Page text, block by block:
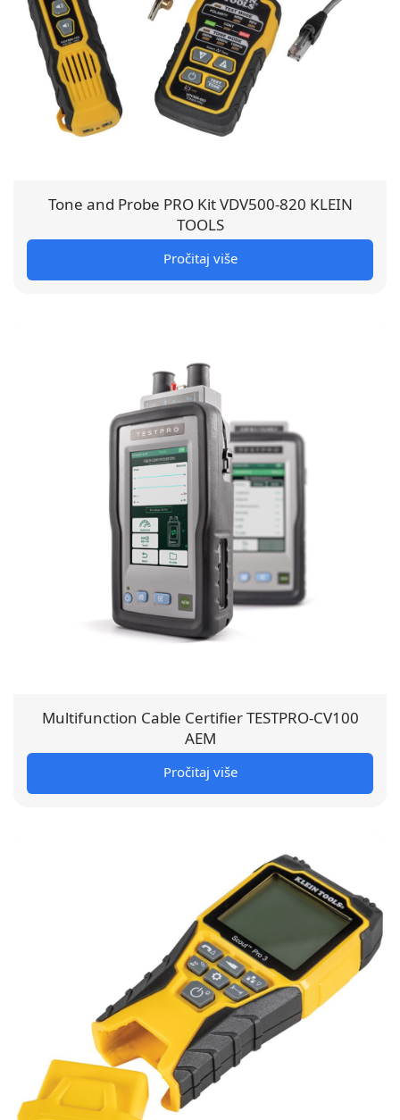
Tone and Probe PRO Kit VDV500-820 KLEIN
TOOLS
Pročitaj više
Multifunction Cable Certifier TESTPRO-CV100
AEM
Pročitaj više